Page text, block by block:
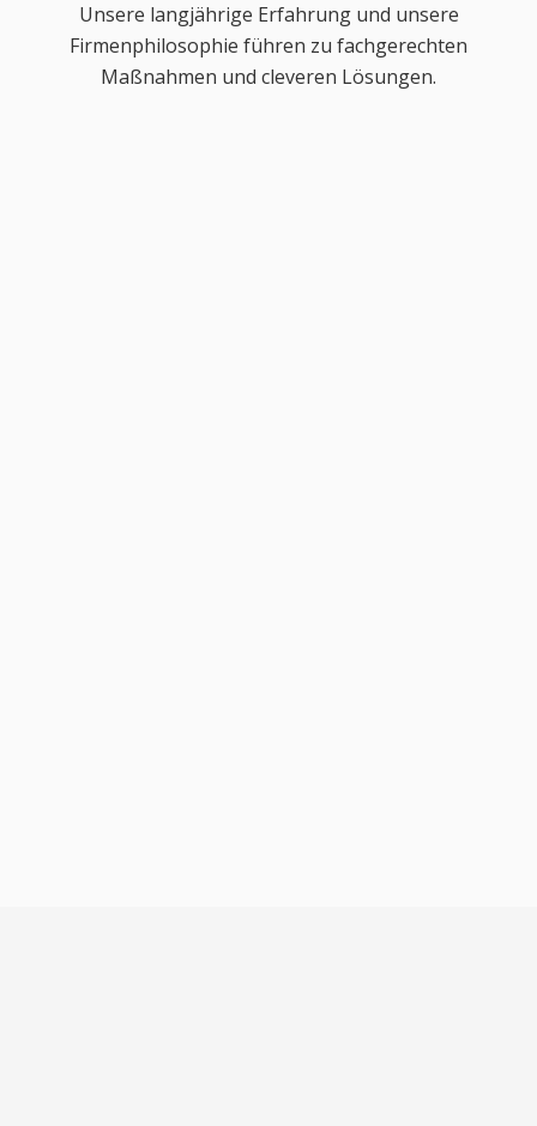
Unsere langjährige Erfahrung und unsere
Firmenphilosophie führen zu fachgerechten
Maßnahmen und cleveren Lösungen.